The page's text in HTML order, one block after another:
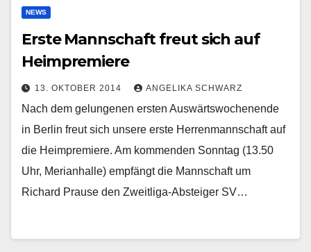
NEWS
Erste Mannschaft freut sich auf
Heimpremiere
13. OKTOBER 2014 ANGELIKA SCHWARZ
Nach dem gelungenen ersten Auswärtswochenende
in Berlin freut sich unsere erste Herrenmannschaft auf
die Heimpremiere. Am kommenden Sonntag (13.50
Uhr, Merianhalle) empfängt die Mannschaft um
Richard Prause den Zweitliga-Absteiger SV…